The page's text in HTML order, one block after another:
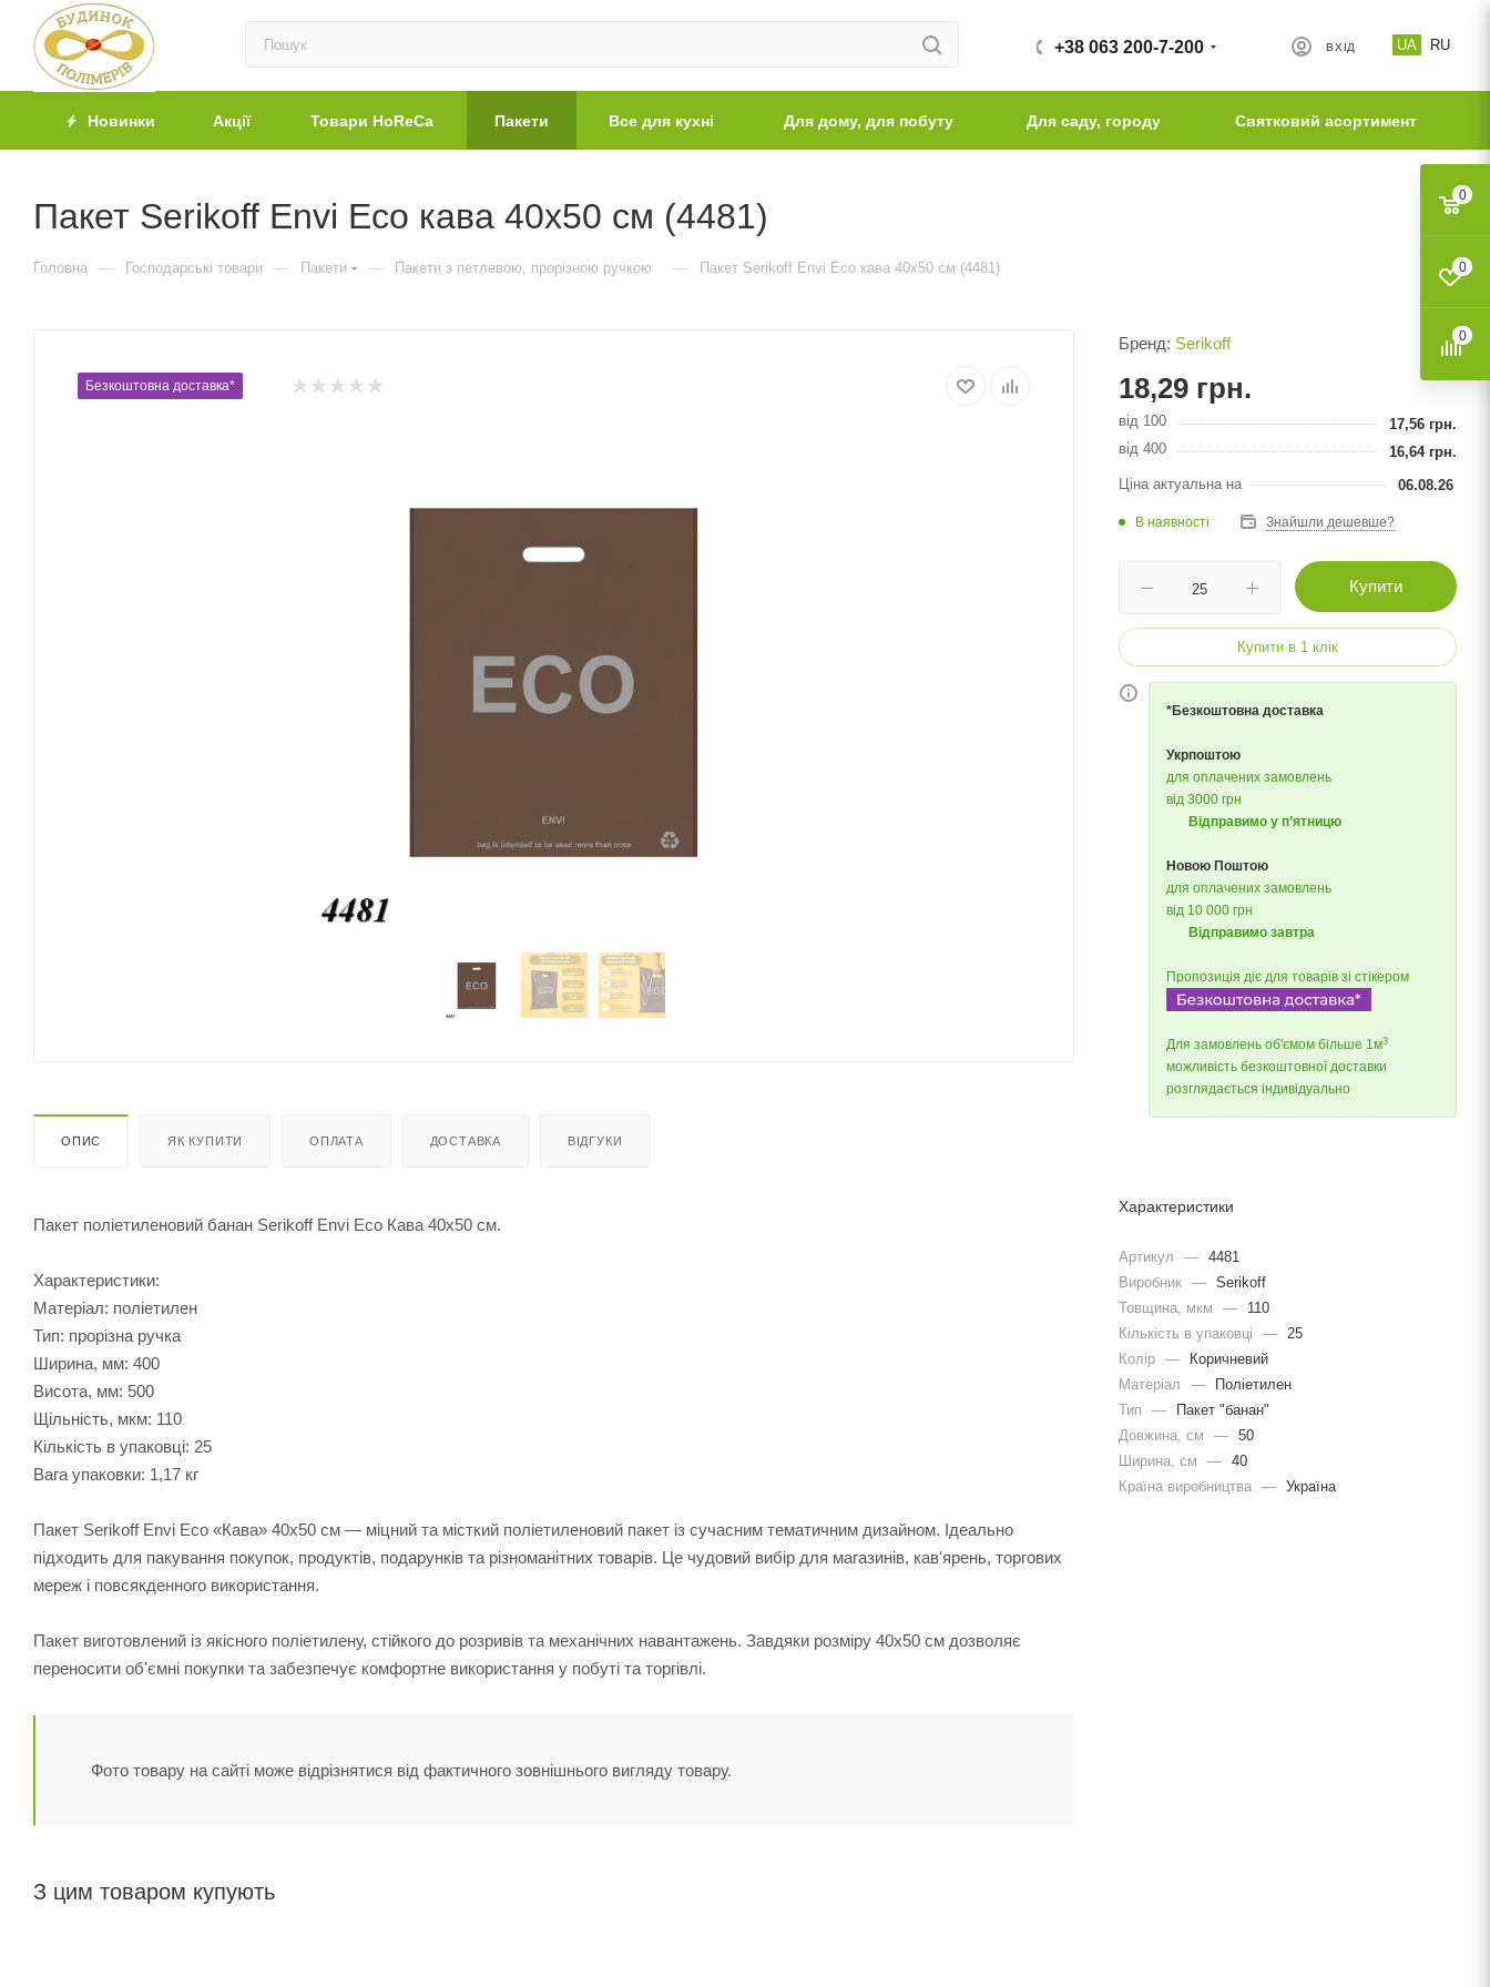
UA RU
ВХІД
+38 063 200-7-200
Новинки Акції Товари HoReCa Пакети Все для кухні Для дому, для побуту Для саду, городу Святковий асортимент
Пакет Serikoff Envi Eco кава 40х50 см (4481)
Головна — Господарські товари — Пакети — Пакети з петлевою, прорізною ручкою — Пакет Serikoff Envi Eco кава 40х50 см (4481)
Безкоштовна доставка*
ОПИС ЯК КУПИТИ ОПЛАТА ДОСТАВКА ВІДГУКИ
Пакет поліетиленовий банан Serikoff Envi Eco Кава 40х50 см.
Характеристики:
Матеріал: поліетилен
Тип: прорізна ручка
Ширина, мм: 400
Висота, мм: 500
Щільність, мкм: 110
Кількість в упаковці: 25
Вага упаковки: 1,17 кг
Пакет Serikoff Envi Eco «Кава» 40х50 см — міцний та місткий поліетиленовий пакет із сучасним тематичним дизайном. Ідеально
підходить для пакування покупок, продуктів, подарунків та різноманітних товарів. Це чудовий вибір для магазинів, кав'ярень, торгових
мереж і повсякденного використання.
Пакет виготовлений із якісного поліетилену, стійкого до розривів та механічних навантажень. Завдяки розміру 40х50 см дозволяє
переносити об'ємні покупки та забезпечує комфортне використання у побуті та торгівлі.
Фото товару на сайті може відрізнятися від фактичного зовнішнього вигляду товару.
З цим товаром купують
Бренд: Serikoff
18,29 грн.
від 100 17,56 грн.
від 400
16,64грн.
Ціна актуальна на
06.08.26
В наявності Знайшли дешевше?
Купити
Купити в 1 клік
*Безкоштовна доставка
Укрпоштою
для оплачених замовлень
від 3000 грн
Відправимо у п’ятницю
Новою Поштою
для оплачених замовлень
від 10 000 грн
Відправимо завтра
Пропозиція діє для товарів зі стікером
Для замовлень об'ємом більше 1м3
можливість безкоштовної доставки
розглядається індивідуально
Характеристики
Артикул — 4481
Виробник — Serikoff
Товщина, мкм
—
110
Кількість в упаковці
—
25
Колір —
Коричневий
Матеріал
—
Поліетилен
Тип
—
Пакет "банан"
Довжина, cм
— 50
Ширина, cм
— 40
Країна виробництва — Україна
0
0
0